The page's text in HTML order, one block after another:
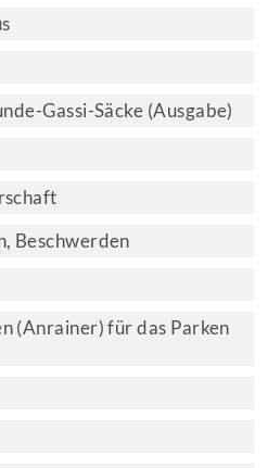
Gassi-Säcke (Ausgabe)
Beschwerden
(Anrainer) für das Parken